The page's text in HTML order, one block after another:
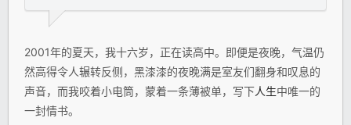
2001年的夏天，我十六岁，正在读高中。即便是夜晚，气温仍
然高得令人辗转反侧，黑漆漆的夜晚满是室友们翻身和叹息的
声音，而我咬着小电筒，蒙着一条薄被单，写下人生中唯一的
一封情书。